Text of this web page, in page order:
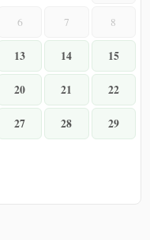
6 7 8
13 14 15
20 21
22
27 28 29